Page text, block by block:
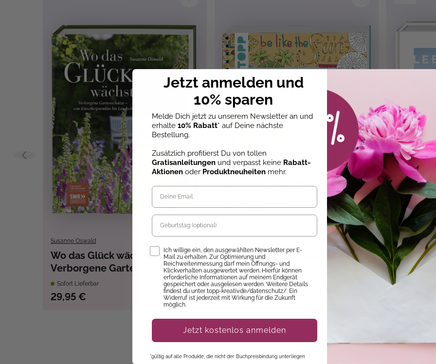
Susanne Oswald
Wo das Glück wächst –
Verborgene Gartenschätze
Sofort Lieferbar
29,95 €
Mein Urlaubs-Kreativbuch
Sofort Lieferbar
10,99 €
wirklich
Jetzt anmelden und
10% sparen
Melde Dich jetzt zu unserem Newsletter an und
erhalte 10% Rabatt* auf Deine nächste
Bestellung.
Zusätzlich profitierst Du von tollen
Gratisanleitungen und verpasst keine Rabatt-
Aktionen oder Produktneuheiten mehr.
Opt-InIch willige ein, den ausgewählten Newsletter per E-
Mail zu erhalten. Zur Optimierung und
Reichweitenmessung darf mein Öffnungs- und
Klickverhalten ausgewertet werden. Hierfür können
erforderliche Informationen auf meinem Endgerät
gespeichert oder ausgelesen werden. Weitere Details
findest du unter topp-kreativ.de/datenschutz/. Ein
Widerruf ist jederzeit mit Wirkung für die Zukunft
möglich.
Jetzt kostenlos anmelden
*gültig auf alle Produkte, die nicht der Buchpreisbindung unterliegen